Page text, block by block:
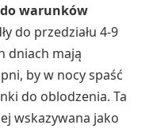
warunków
do przedziału 4-9
dniach mają
by w nocy spaść
do oblodzenia. Ta
wskazywana jako